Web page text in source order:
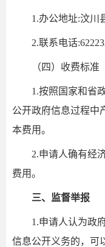
1.办公地址:汶川
2.联系电话
（四）收费标准
1.按照国家和省
公开政府信息过程中
本费用。
2.申请人确有经
费用。
三、监督举报
1.申请人认为政
信息公开义务的，可